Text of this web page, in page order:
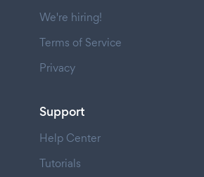
We're hiring!
Terms of Service
Privacy
Support
Help Center
Tutorials